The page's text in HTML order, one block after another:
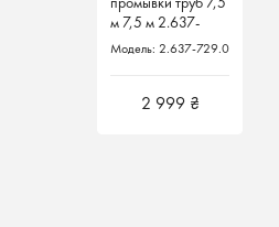
м 7,5 м 2.637-
729.0 Karcher
Модель: 2.637-729.0
2 999 ₴
м 7,5 м 2.637-
729.0 Karcher
Модель: 2.637-729.0
2 999 ₴